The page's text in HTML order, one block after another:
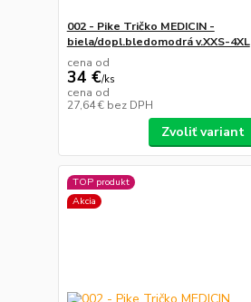
002 - Pike Tričko MEDICIN -
biela/dopl.bledomodrá v.XXS-4XL
cena od
34 €/ks
cena od
27,64 € bez DPH
Zvoliť variant
TOP produkt
Akcia